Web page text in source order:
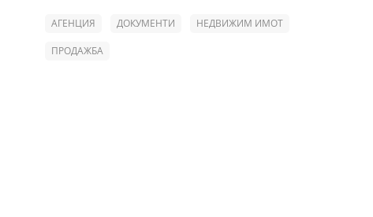
АГЕНЦИЯ ДОКУМЕНТИ НЕДВИЖИМ ИМОТ
ПРОДАЖБА